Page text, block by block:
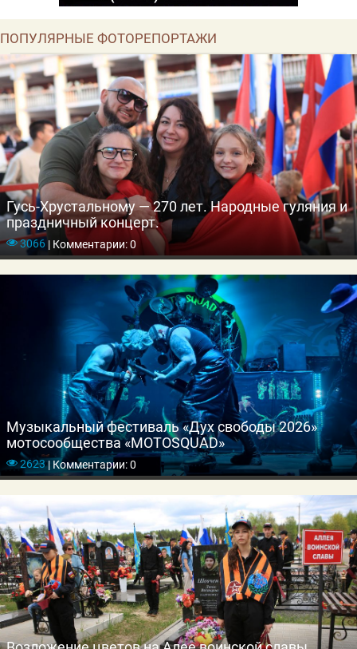
ПОПУЛЯРНЫЕ ФОТОРЕПОРТАЖИ
Гусь-Хрустальному — 270 лет. Народные гуляния и
праздничный концерт.
3066 |Комментарии: 0
Музыкальный фестиваль «Дух свободы 2026»
мотосообщества «MOTOSQUAD»
2623|Комментарии: 0